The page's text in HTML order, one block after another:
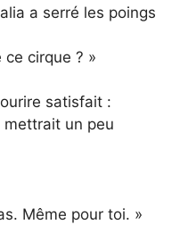
a serré les poings
cirque ? »
satisfait :
un peu
Même pour toi. »